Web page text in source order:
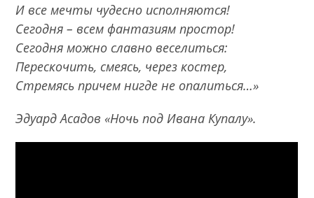
И все мечты чудесно исполняются!
Сегодня – всем фантазиям простор!
Сегодня можно славно веселиться:
Перескочить, смеясь, через костер,
Стремясь причем нигде не опалиться…»
Эдуард Асадов «Ночь под Ивана Купалу».